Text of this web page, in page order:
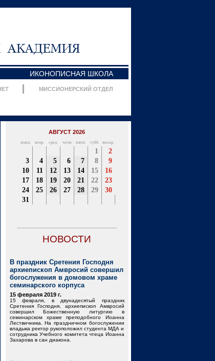
ИКОНОПИСНАЯ ШКОЛА
МИССИОНЕРСКИЙ ОТДЕЛ
АВГУСТ 2026
понд. втор. сред. четв. пятн. субб. воскр.
1
2
3
4 5 6 7 8
9
10
11 12 13 14 15
16
17
18 19 20 21 22
23
24
25 26 27 28 29
30
31
НОВОСТИ
В праздник Сретения Господня
архиепископ Амвросий совершил
богослужения в домовом храме
семинарского корпуса
15 февраля 2019 г.
15 февраля, в двунадесятый праздник
Сретения Господня, архиепископ Амвросий
совершил Божественную литургию в
семинарском храме преподобного Иоанна
Лествичника. На праздничном богослужении
владыка ректор рукоположил студента МДА и
сотрудника Учебного комитета чтеца Иоанна
Захарова в сан диакона.